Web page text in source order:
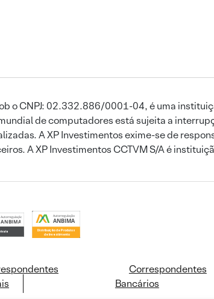
o CNPJ: 02.332.886/0001-04, é uma
de computadores está sujeita a
A XP Investimentos exime-se de
A XP Investimentos CCTVM S/A é
Correspondentes
Bancários